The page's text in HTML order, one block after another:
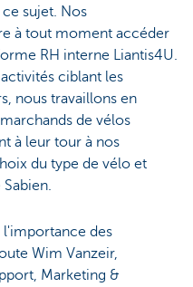
sujet. Nos
à tout moment accéder
RH interne Liantis4U.
ciblant les
nous travaillons en
de vélos
à leur tour à nos
du type de vélo et
l'importance des
Wim Vanzeir,
Marketing &